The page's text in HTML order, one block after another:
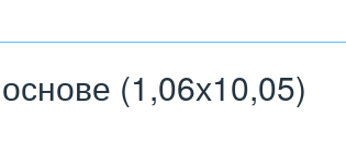
(1,06х10,05)